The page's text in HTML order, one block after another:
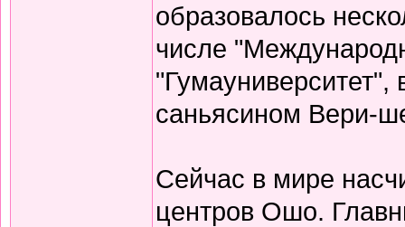
образовалось
числе
"Гумауниверситет",
саньясином Вери-
Сейчас в мире
центров Ошо.